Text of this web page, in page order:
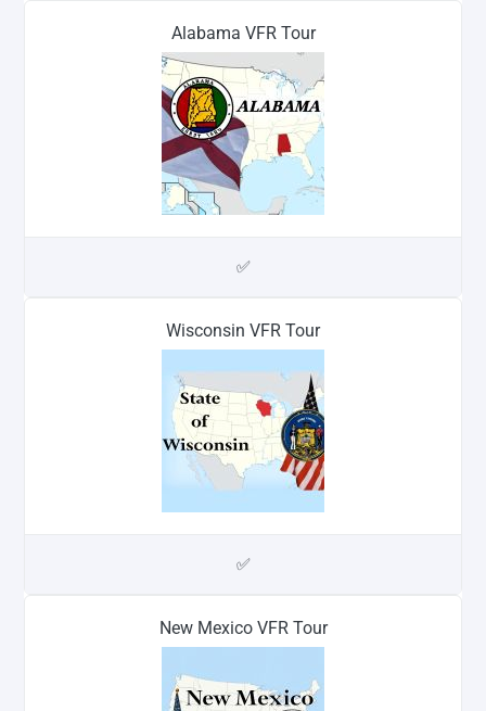
Alabama VFR Tour
✅
Wisconsin VFR Tour
✅
New Mexico VFR Tour